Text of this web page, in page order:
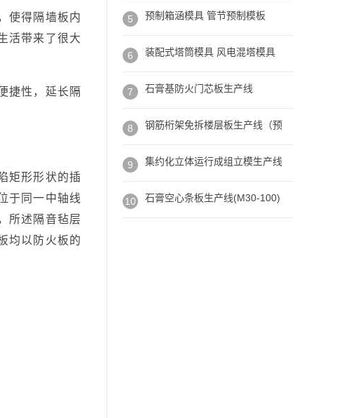
使得隔墙板内
活带来了很大
捷性，延长隔
矩形形状的插
于同一中轴线
所述隔音毡层
均以防火板的
5 预制箱涵模具 管节预制模板
6 装配式塔筒模具 风电混塔模具
7 石膏基防火门芯板生产线
8 钢筋桁架免拆楼层板生产线（预
9 集约化立体运行成组立模生产线
10 石膏空心条板生产线(M30-100)